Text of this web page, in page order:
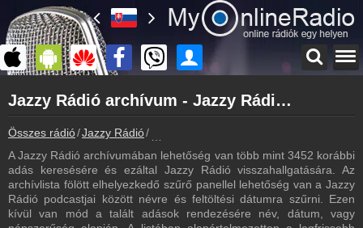
myonlineradio.hu
Jazzy Rádió
Vissza a Jazzy Rádió oldalára
Bejelentkezés
Hozz létre saját fiókot!
Most szól
Jazzy Rádió archívum - Jazzy Rádió podcasts - Jazzy Rádió visszahallgatás
Összes rádió Jazzy Rádió
A Jazzy Rádió archívumában lehetőség van több mint 3452 korábbi
adás keresésére és ezáltal Jazzy Rádió visszahallgatására. Az
archívlista fölött elhelyezkedő szűrő panellel lehetőség van a Jazzy
Rádió podcastjai között névre és feltöltési dátumra szűrni. Ezen
kívül van mód a talált adások rendezésére név, dátum, vagy